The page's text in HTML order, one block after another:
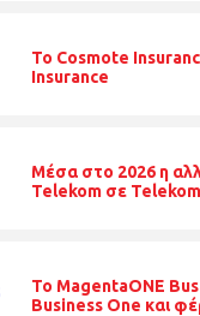
Το Cosmote
Insurance
Μέσα στο 2026 η
Telekom σε Telekom
Το MagentaONE
Business One και